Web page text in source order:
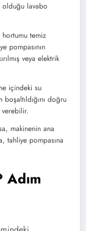
olduğu lavabo
temiz
pompasının
veya elektrik
içindeki su
boşaltıldığını doğru
makinenin ana
tahliye pompasına
Adım